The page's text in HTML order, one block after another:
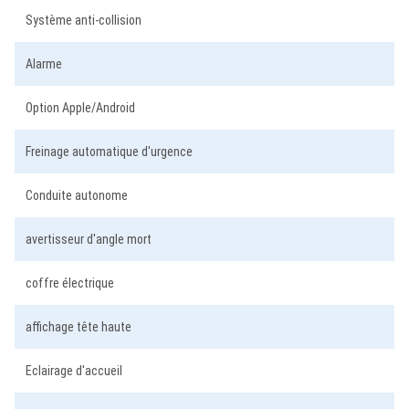
Système anti-collision
Alarme
Option Apple/Android
Freinage automatique d'urgence
Conduite autonome
avertisseur d'angle mort
coffre électrique
affichage tête haute
Eclairage d'accueil